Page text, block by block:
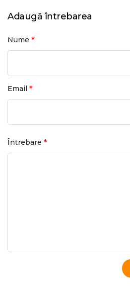
Adaugă întrebarea
Nume *
Email *
Întrebare *